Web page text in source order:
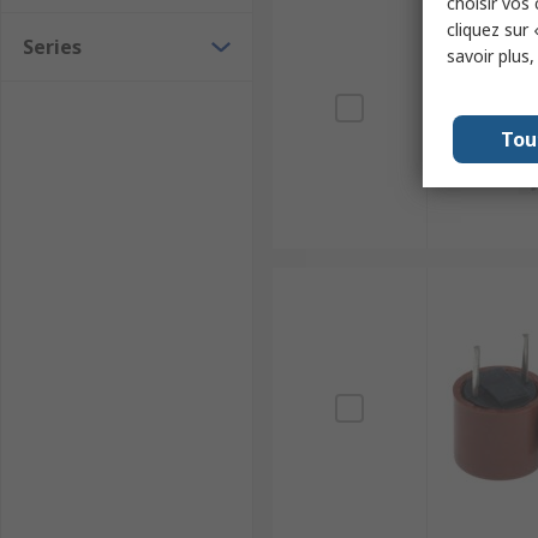
Series
cliquez sur
savoir